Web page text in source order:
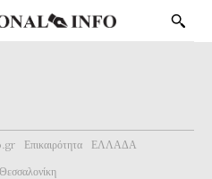
Επικαιρότητα
ΕΛΛΑΔΑ
Θεσσαλονίκη